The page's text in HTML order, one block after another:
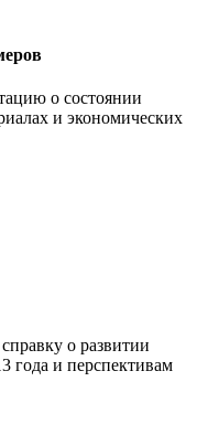
о состоянии
и экономических
о развитии
года и перспективам